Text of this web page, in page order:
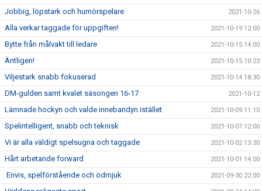
Jobbig, löpstark och humörspelare 2021-10-26
Alla verkar taggade för uppgiften! 2021-10-19 12:00
Bytte från målvakt till ledare 2021-10-15 14:00
Äntligen! 2021-10-15 10:23
Viljestark snabb fokuserad 2021-10-14 18:30
DM-gulden samt kvalet säsongen 16-17 2021-10-12
Lämnade hockyn och valde innebandyn istället 2021-10-09 11:10
Spelintelligent, snabb och teknisk 2021-10-07 12:00
Vi är alla väldigt spelsugna och taggade 2021-10-02 13:30
Hårt arbetande forward 2021-10-01 14:00
Envis, spelförstående och ödmjuk 2021-09-30 22:00